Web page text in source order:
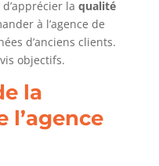
la qualité
à l’agence de
d’anciens clients.
objectifs.
la
l’agence